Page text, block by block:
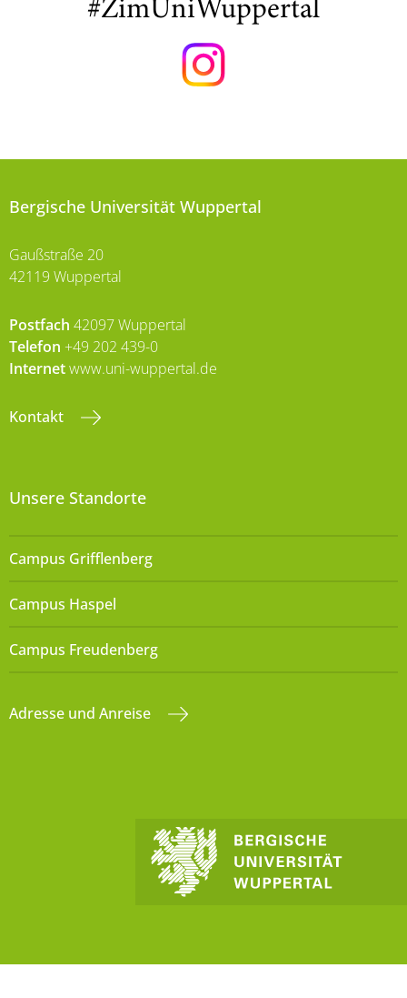
#ZimUniWuppertal
Bergische Universität Wuppertal
Gaußstraße 20
42119 Wuppertal
Postfach 42097 Wuppertal
Telefon +49 202 439-0
Internetwww.uni-wuppertal.de
Kontakt
Unsere Standorte
Campus Grifflenberg
Campus Haspel
Campus Freudenberg
Adresse und Anreise